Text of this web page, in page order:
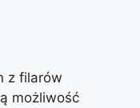
z filarów
możliwość